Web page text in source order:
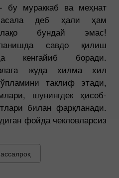
бу мураккаб ва меҳнат
деб ҳали ҳам
бундай эмас!
савдо қилиш
кенгайиб боради.
жуда хилма хил
таклиф этади,
шунингдек ҳисоб-
билан фарқланади.
фойда чекловларсиз